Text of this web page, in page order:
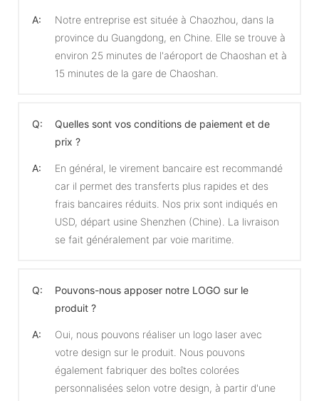
A:
Notre entreprise est située à Chaozhou, dans la
province du Guangdong, en Chine. Elle se trouve à
environ 25 minutes de l'aéroport de Chaoshan et à
15 minutes de la gare de Chaoshan.
Q:
Quelles sont vos conditions de paiement et de
prix ?
A:
En général, le virement bancaire est recommandé
car il permet des transferts plus rapides et des
frais bancaires réduits. Nos prix sont indiqués en
USD, départ usine Shenzhen (Chine). La livraison
se fait généralement par voie maritime.
Q:
Pouvons-nous apposer notre LOGO sur le
produit ?
A:
Oui, nous pouvons réaliser un logo laser avec
votre design sur le produit. Nous pouvons
également fabriquer des boîtes colorées
personnalisées selon votre design, à partir d'une